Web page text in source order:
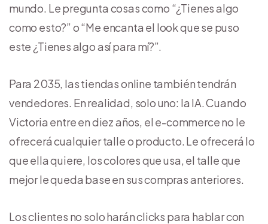
mundo. Le pregunta cosas como “¿Tienes algo
como esto?” o “Me encanta el look que se puso
este ¿Tienes algo así para mí?”.
Para 2035, las tiendas online también tendrán
vendedores. En realidad, solo uno: la IA. Cuando
Victoria entre en diez años, el e-commerce no le
ofrecerá cualquier talle o producto. Le ofrecerá lo
que ella quiere, los colores que usa, el talle que
mejor le queda base en sus compras anteriores.
Los clientes no solo harán clicks para hablar con